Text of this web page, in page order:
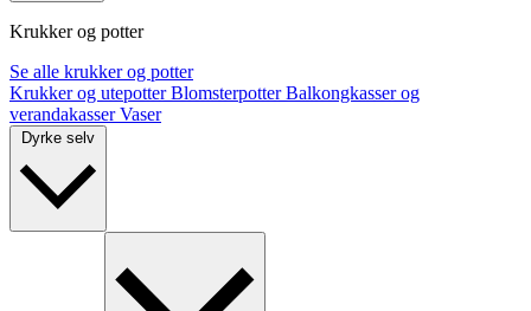
Krukker og potter
Se alle krukker og potter
Krukker og utepotterBlomsterpotterBalkongkasser og
verandakasserVaser